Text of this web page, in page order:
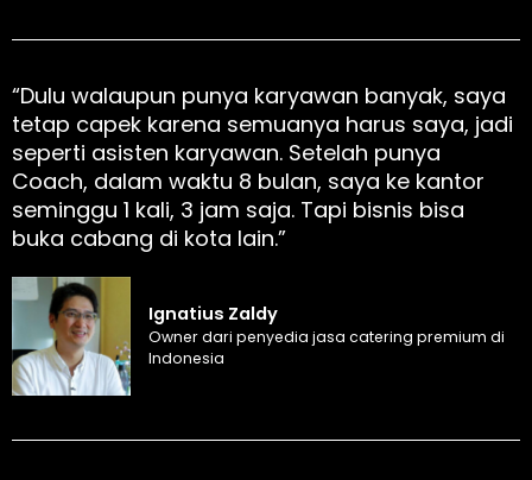
“Dulu walaupun punya karyawan banyak, saya
tetap capek karena semuanya harus saya, jadi
seperti asisten karyawan. Setelah punya
Coach, dalam waktu 8 bulan, saya ke kantor
seminggu 1 kali, 3 jam saja. Tapi bisnis bisa
buka cabang di kota lain.”
Ignatius Zaldy
Owner dari penyedia jasa catering premium di
Indonesia